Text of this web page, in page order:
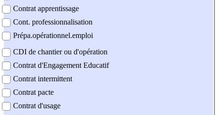
Contrat apprentissage
Cont. professionnalisation
Prépa.opérationnel.emploi
CDI de chantier ou d'opération
Contrat d'Engagement Educatif
Contrat intermittent
Contrat pacte
Contrat d'usage